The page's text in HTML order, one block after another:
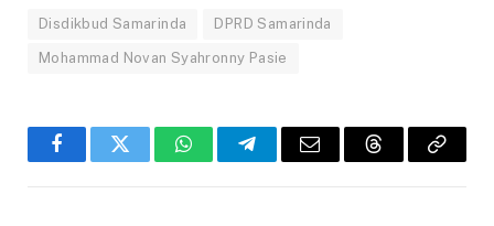
Disdikbud Samarinda DPRD Samarinda
Mohammad Novan Syahronny Pasie
FacebookTwitter WhatsAppTelegramEmail ThreadsCopy